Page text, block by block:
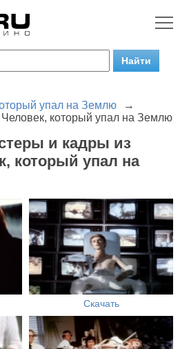
упал на Землю
→
который упал на Землю
и кадры из
который упал на
Скачать